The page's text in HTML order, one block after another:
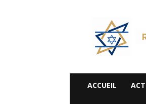
Rak
Be
Israel-
Alyaexpress-
News
ACCUEIL